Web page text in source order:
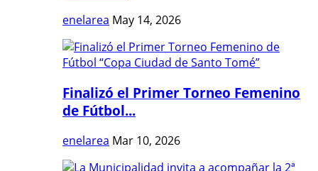
enelarea May 14, 2026
Finalizó el Primer Torneo Femenino
de Fútbol...
enelarea Mar 10, 2026